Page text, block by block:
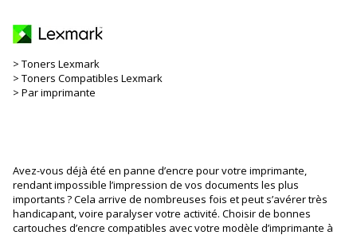
Toners Lexmark
Toners Compatibles Lexmark
Par imprimante
Avez-vous déjà été en panne d’encre pour votre imprimante,
rendant impossible l’impression de vos documents les plus
importants ? Cela arrive de nombreuses fois et peut s’avérer très
handicapant, voire paralyser votre activité. Choisir de bonnes
cartouches d’encre compatibles avec votre modèle d’imprimante à